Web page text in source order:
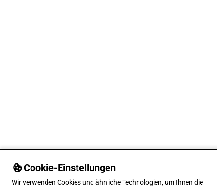
Cookie-Einstellungen
Wir verwenden Cookies und ähnliche Technologien, um Ihnen die